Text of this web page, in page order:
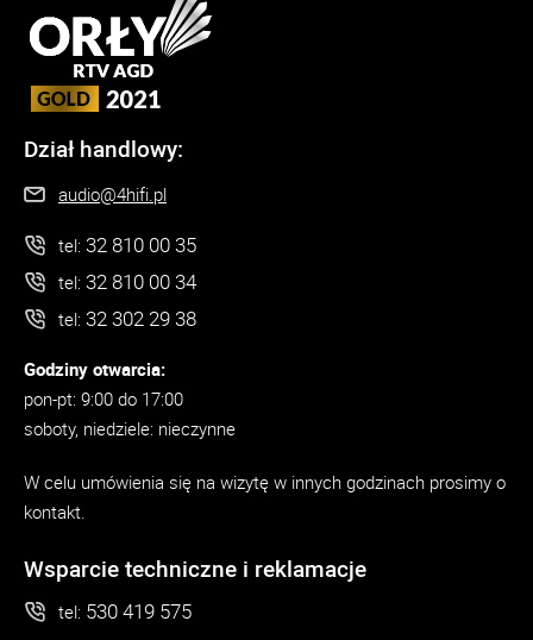
Dział handlowy:
audio@4hifi.pl
tel: 32 810 00 35
tel: 32 810 00 34
tel: 32 302 29 38
Godziny otwarcia:
pon-pt: 9:00 do 17:00
soboty, niedziele: nieczynne
W celu umówienia się na wizytę w innych godzinach prosimy o
kontakt.
Wsparcie techniczne i reklamacje
tel: 530 419 575